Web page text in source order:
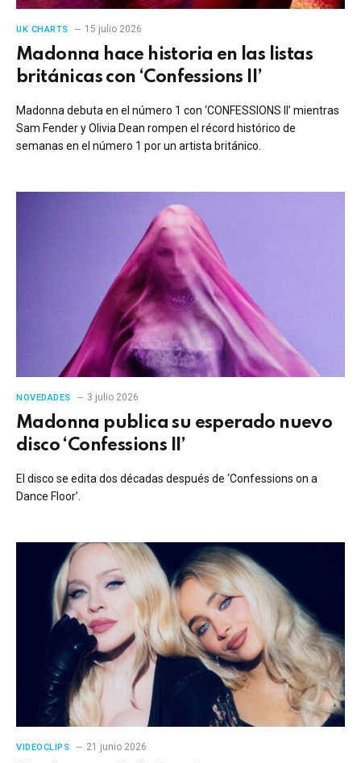
UK CHARTS 15 julio 2026
Madonna hace historia en las listas
británicas con ‘Confessions II’
Madonna debuta en el número 1 con ‘CONFESSIONS II’ mientras
Sam Fender y Olivia Dean rompen el récord histórico de
semanas en el número 1 por un artista británico.
NOVEDADES 3 julio 2026
Madonna publica su esperado nuevo
disco ‘Confessions II’
El disco se edita dos décadas después de ‘Confessions on a
Dance Floor’.
VIDEOCLIPS 21 junio 2026